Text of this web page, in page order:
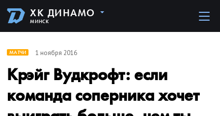
ХК ДИНАМО
МИНСК
МАТЧИ 1 ноября 2016
Крэйг Вудкрофт: если
команда соперника хочет